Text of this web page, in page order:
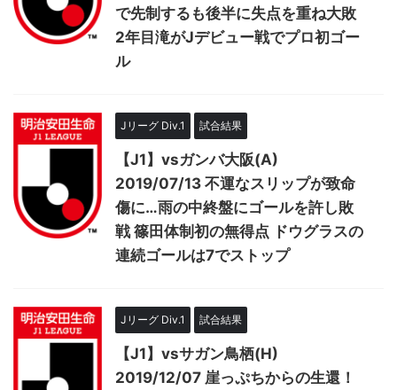
で先制するも後半に失点を重ね大敗
2年目滝がJデビュー戦でプロ初ゴー
ル
Jリーグ Div.1 試合結果
【J1】vsガンバ大阪(A)
2019/07/13 不運なスリップが致命
傷に…雨の中終盤にゴールを許し敗
戦 篠田体制初の無得点 ドウグラスの
連続ゴールは7でストップ
Jリーグ Div.1 試合結果
【J1】vsサガン鳥栖(H)
2019/12/07 崖っぷちからの生還！